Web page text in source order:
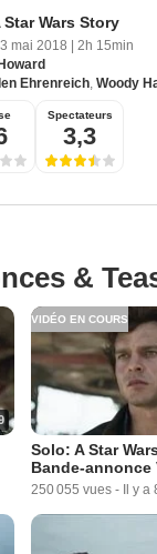
Star Wars Story
mai 2018
2h 15min
Ehrenreich, Woody
Spectateurs
3,3
&
VIDÉO EN COURS
Solo: A Star
Bande-annonce
250 055 vues - Il y